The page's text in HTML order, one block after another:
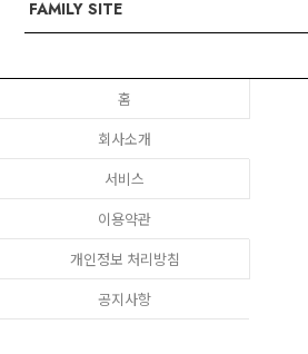
홈
회사소개
서비스
이용약관
개인정보 처리방침
공지사항